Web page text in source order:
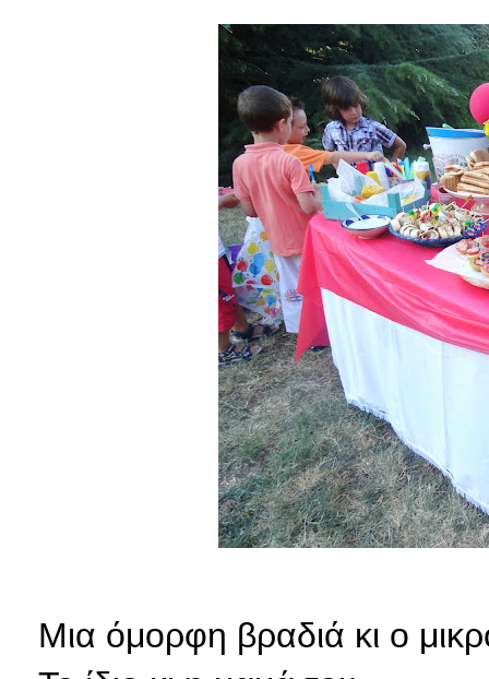
Μια όμορφη βραδιά κι ο